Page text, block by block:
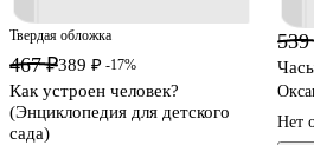
Твердая обложка
467 ₽389 ₽ -17%
Как устроен человек?
(Энциклопедия для детского
сада)
539
Нет